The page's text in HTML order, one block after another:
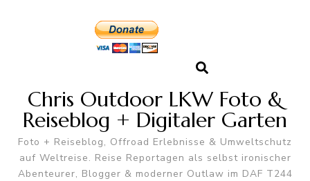
Chris Outdoor LKW Foto &
Reiseblog + Digitaler Garten
Foto + Reiseblog, Offroad Erlebnisse & Umweltschutz
auf Weltreise. Reise Reportagen als selbst ironischer
Abenteurer, Blogger & moderner Outlaw im DAF T244